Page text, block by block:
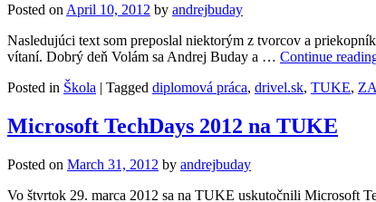
Posted on April 10, 2012 by andrejbuday
Nasledujúci text som preposlal niektorým z tvorcov a
vítaní. Dobrý deň Volám sa Andrej Buday a … Continue
Posted in Škola | Tagged diplomová práca, drivel.sk, TUKE,
Microsoft TechDays 2012 na TUKE
Posted on March 31, 2012 by andrejbuday
Vo štvrtok 29. marca 2012 sa na TUKE uskutočnili Microsoft